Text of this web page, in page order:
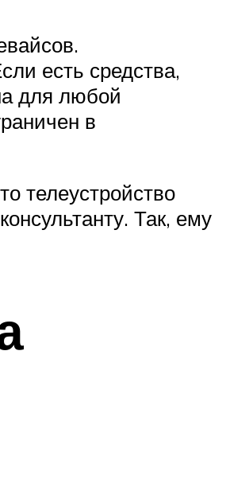
есть средства,
для любой
в
телеустройство
Так, ему